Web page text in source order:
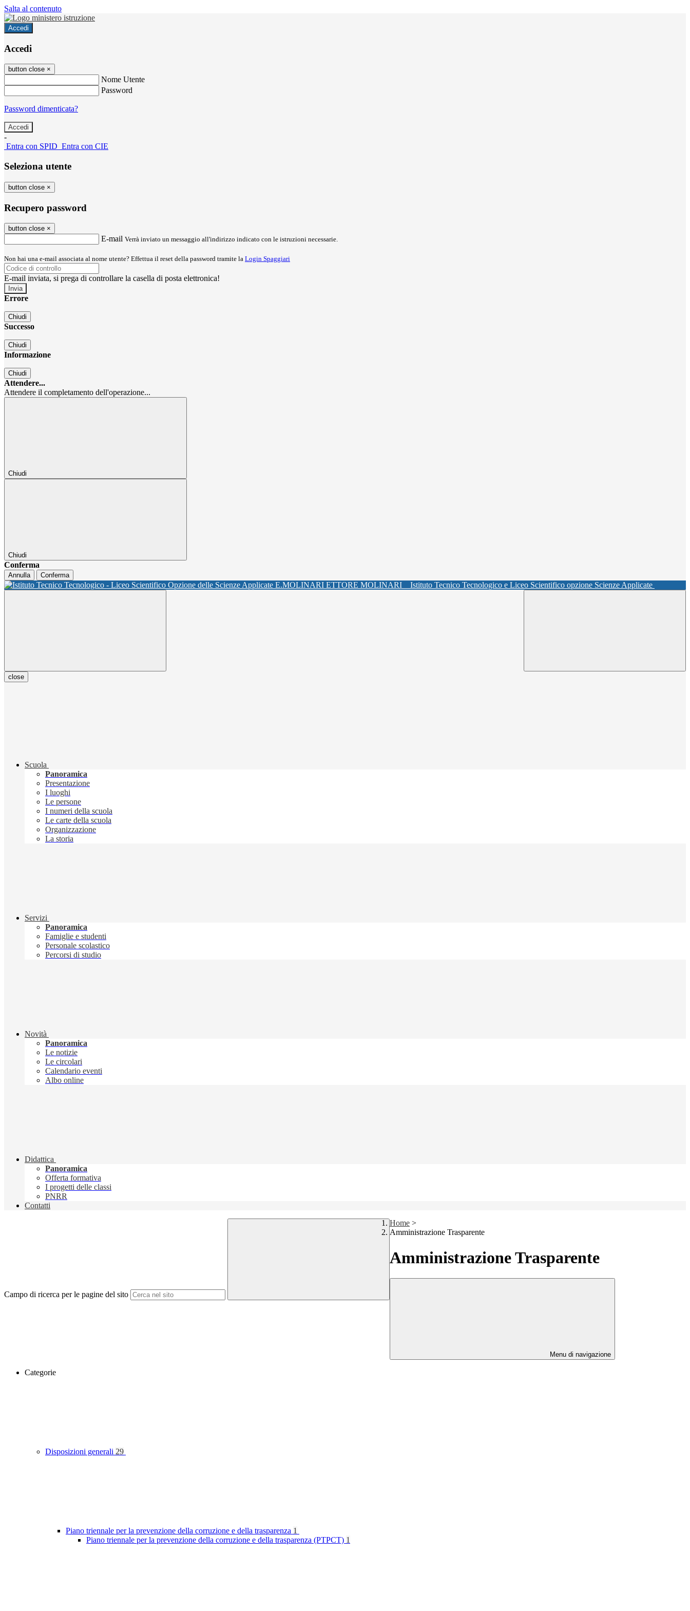
Salta al contenuto
Accedi
Accedi
button close ×
Nome Utente
Password
Password dimenticata?
-
Entra con SPID Entra con CIE
Seleziona utente
button close ×
Recupero password
button close ×
E-mail Verrà inviato un messaggio all'indirizzo indicato con le istruzioni necessarie.
Non hai una e-mail associata al nome utente? Effettua il reset della password tramite la Login Spaggiari
E-mail inviata, si prega di controllare la casella di posta elettronica!
Errore
Chiudi
Successo
Chiudi
Informazione
Chiudi
Attendere...
Attendere il completamento dell'operazione...
Chiudi
Chiudi
Conferma
Annulla Conferma
ETTORE MOLINARI Istituto Tecnico Tecnologico e Liceo Scientifico opzione Scienze Applicate
close
Scuola
Panoramica
Presentazione
I luoghi
Le persone
I numeri della scuola
Le carte della scuola
Organizzazione
La storia
Servizi
Panoramica
Famiglie e studenti
Personale scolastico
Percorsi di studio
Novità
Panoramica
Le notizie
Le circolari
Calendario eventi
Albo online
Didattica
Panoramica
Offerta formativa
I progetti delle classi
PNRR
Contatti
Campo di ricerca per le pagine del sito
Home >
Amministrazione Trasparente
Amministrazione Trasparente
Menu di navigazione
Categorie
Disposizioni generali 29
Piano triennale per la prevenzione della corruzione e della trasparenza 1
Piano triennale per la prevenzione della corruzione e della trasparenza (PTPCT) 1